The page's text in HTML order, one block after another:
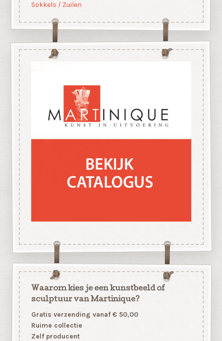
Sokkels / Zuilen
Waarom kies je een kunstbeeld of
sculptuur van Martinique?
Gratis verzending vanaf € 50,00
Ruime collectie
Zelf producent